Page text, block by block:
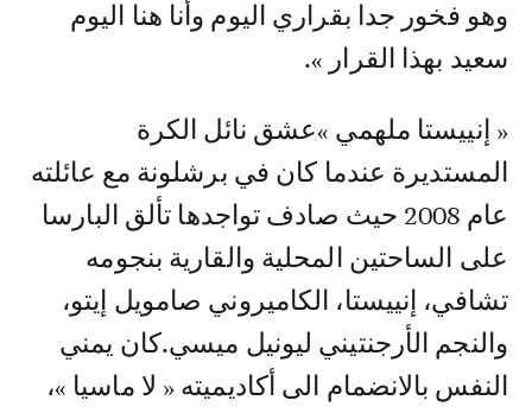
وهو فخور جدا بقراري اليوم وأنا هنا اليوم
سعيد بهذا القرار ».
« إنييستا ملهمي »عشق نائل الكرة
المستديرة عندما كان في برشلونة مع عائلته
عام 2008 حيث صادف تواجدها تألق البارسا
على الساحتين المحلية والقارية بنجومه
تشافي، إنييستا، الكاميروني صامويل إيتو،
والنجم الأرجنتيني ليونيل ميسي.كان يمني
النفس بالانضمام الى أكاديميته « لا ماسيا »،